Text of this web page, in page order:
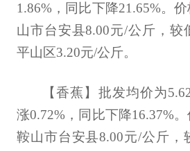
1.86%，同比下降21.65%。
山市台安县8.00元/公斤，较
平山区3.20元/公斤。
【香蕉】批发均价为
涨0.72%，同比下降16.37%
鞍山市台安县8.00元/公斤，